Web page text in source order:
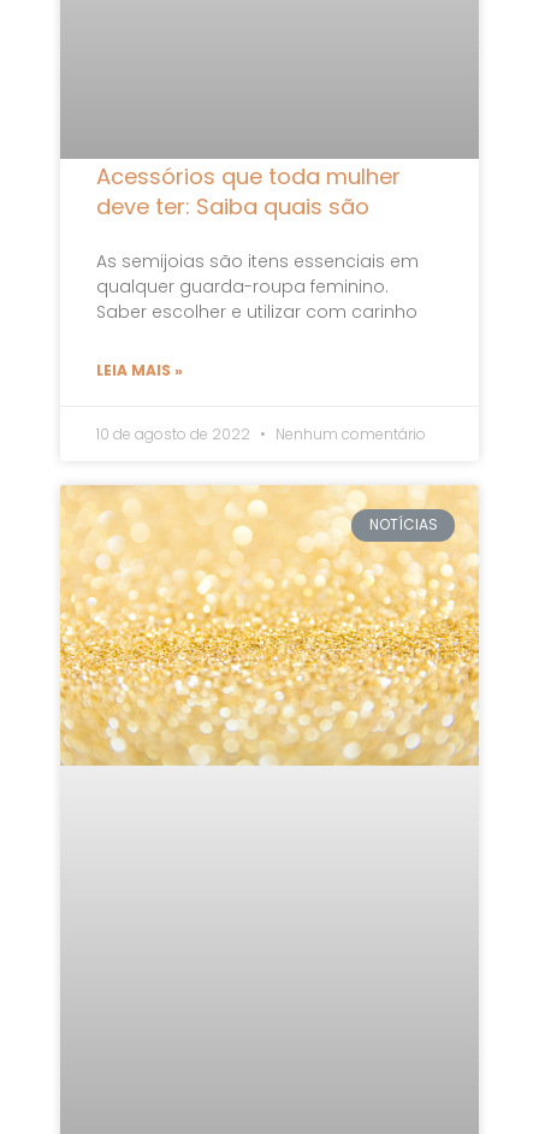
Acessórios que toda mulher
deve ter: Saiba quais são
As semijoias são itens essenciais em
qualquer guarda-roupa feminino.
Saber escolher e utilizar com carinho
LEIA MAIS »
10 de agosto de 2022 Nenhum comentário
NOTÍCIAS